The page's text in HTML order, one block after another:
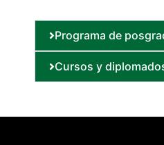
Programa de
Cursos y